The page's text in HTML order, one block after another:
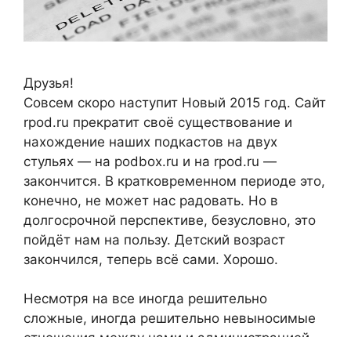
Друзья!
Совсем скоро наступит Новый 2015 год. Сайт
rpod.ru прекратит своё существование и
нахождение наших подкастов на двух
стульях — на podbox.ru и на rpod.ru —
закончится. В кратковременном периоде это,
конечно, не может нас радовать. Но в
долгосрочной перспективе, безусловно, это
пойдёт нам на пользу. Детский возраст
закончился, теперь всё сами. Хорошо.
Несмотря на все иногда решительно
сложные, иногда решительно невыносимые